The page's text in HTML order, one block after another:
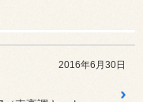
2016年6月30日